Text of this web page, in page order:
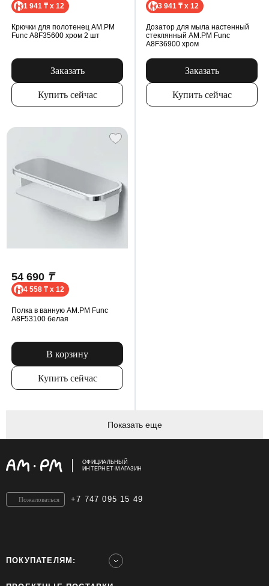
1 941 ₸ x 12
Крючки для полотенец AM.PM
Func A8F35600 хром 2 шт
Заказать
Купить сейчас
3 941 ₸ x 12
Дозатор для мыла настенный
стеклянный AM.PM Func
A8F36900 хром
Заказать
Купить сейчас
54 690 ₸
4 558 ₸ x 12
Полка в ванную AM.PM Func
A8F53100 белая
В корзину
Купить сейчас
Показать еще
ОФИЦИАЛЬНЫЙ
ИНТЕРНЕТ-МАГАЗИН
+7 747 095 15 49
Пожаловаться
ПОКУПАТЕЛЯМ: